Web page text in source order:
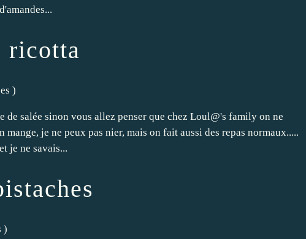
ricotta
)
de salée sinon vous allez penser que chez Loul@'s family on ne
mange, je ne peux pas nier, mais on fait aussi des repas normaux.....
je ne savais...
)